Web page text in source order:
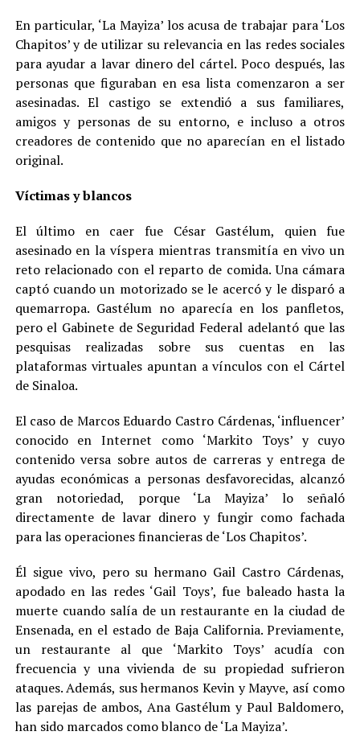
En particular, ‘La Mayiza’ los acusa de trabajar para ‘Los
Chapitos’ y de utilizar su relevancia en las redes sociales
para ayudar a lavar dinero del cártel. Poco después, las
personas que figuraban en esa lista comenzaron a ser
asesinadas. El castigo se extendió a sus familiares,
amigos y personas de su entorno, e incluso a otros
creadores de contenido que no aparecían en el listado
original.
Víctimas y blancos
El último en caer fue César Gastélum, quien fue
asesinado en la víspera mientras transmitía en vivo un
reto relacionado con el reparto de comida. Una cámara
captó cuando un motorizado se le acercó y le disparó a
quemarropa. Gastélum no aparecía en los panfletos,
pero el Gabinete de Seguridad Federal adelantó que las
pesquisas realizadas sobre sus cuentas en las
plataformas virtuales apuntan a vínculos con el Cártel
de Sinaloa.
El caso de Marcos Eduardo Castro Cárdenas, ‘influencer’
conocido en Internet como ‘Markito Toys’ y cuyo
contenido versa sobre autos de carreras y entrega de
ayudas económicas a personas desfavorecidas, alcanzó
gran notoriedad, porque ‘La Mayiza’ lo señaló
directamente de lavar dinero y fungir como fachada
para las operaciones financieras de ‘Los Chapitos’.
Él sigue vivo, pero su hermano Gail Castro Cárdenas,
apodado en las redes ‘Gail Toys’, fue baleado hasta la
muerte cuando salía de un restaurante en la ciudad de
Ensenada, en el estado de Baja California. Previamente,
un restaurante al que ‘Markito Toys’ acudía con
frecuencia y una vivienda de su propiedad sufrieron
ataques. Además, sus hermanos Kevin y Mayve, así como
las parejas de ambos, Ana Gastélum y Paul Baldomero,
han sido marcados como blanco de ‘La Mayiza’.